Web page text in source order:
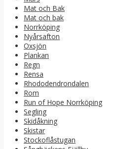
Mat och Bak
Mat och bak
Norrköping
Nyårsafton
Oxsjön
Plankan
Regn
Rensa
Rhododendrondalen
Rom
Run of Hope Norrköping
Segling
Skidåkning
Skistar
Stockoflåstugan